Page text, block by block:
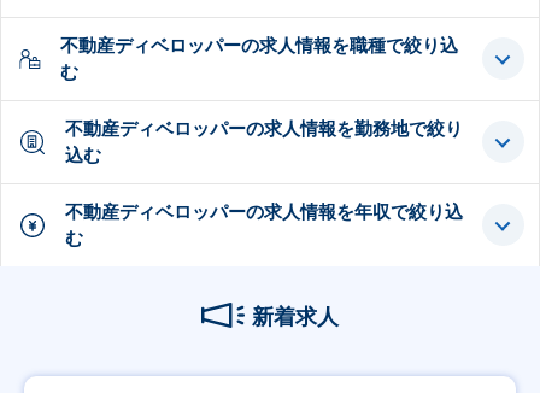
不動産ディベロッパーの求人情報を職種で絞り込
む
不動産ディベロッパーの求人情報を勤務地で絞り
込む
不動産ディベロッパーの求人情報を年収で絞り込
む
新着求人